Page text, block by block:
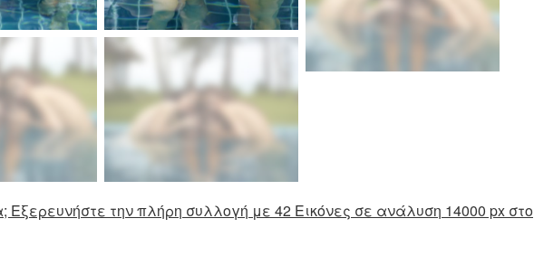
Εξερευνήστε την πλήρη συλλογή με 42 Εικόνες σε ανάλυση 14000 px στο